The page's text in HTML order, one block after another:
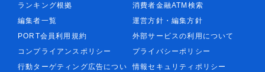
ランキング根拠
消費者金融ATM検索
編集者一覧
運営方針・編集方針
PORT会員利用規約
外部サービスの利用について
コンプライアンスポリシー
プライバシーポリシー
行動ターゲティング広告につい
情報セキュリティポリシー